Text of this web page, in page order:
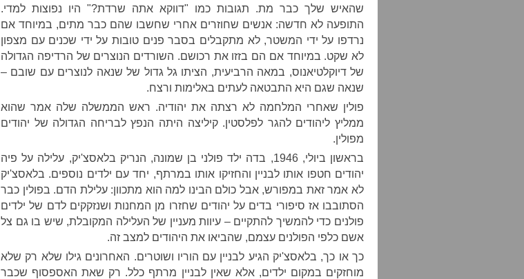
שהאיש שלך כבר מת. תגובות כמו "דווקא אתה שרדת?" היו נפוצות למדי.
התופעה לא חדשה: אנשים שחוזרים אחרי שחשבו שהם כבר מתים, במיוחד אם
נרדפו על ידי המשטר, לא מתקבלים בסבר פנים טובות על ידי שכנים עם מצפון
לא שקט. במיוחד אם הם בזזו את רכושם. השורדים הנוצרים של הרדיפה הגדולה
של דיוקלטיאנוס, במאה הרביעית, הציתו גל גדול של שנאה לנוצרים עם שובם –
שנאה שגם היא התבטאה לעתים באלימות ורצח.
פולין שאחרי המלחמה לא רצתה את יהודיה. ראש הממשלה שלה אמר שהוא
ממליץ ליהודים להגר לפלסטין. קיליצה היתה הנפץ לבריחה הגדולה של יהודים
מפולין.
בראשון ביולי, 1946, בדה ילד פולני בן שמונה, הנריק בלאסצ'יק, עלילה על פיה
יהודים חטפו אותו לבניין והחזיקו אותו במרתף, יחד עם ילדים נוספים. בלאסצ'יק
לא אמר זאת במפורש, אבל כולם הבינו למה הוא מתכוון: עלילת הדם. בפולין כבר
הסתובבו אז סיפורי בדים על יהודים שחזרו מן המחנות ושנזקקים לדם של ילדים
פולנים כדי להמשיך להתקיים – עיוות מעניין של העלילה המקובלת, שיש בו גם צל
אשם כלפי הפולנים עצמם, שהביאו את היהודים למצב זה.
כך או כך, בלאסצ'יק הגיע לבניין עם הוריו ושוטרים. האחרונים גילו שלא רק שלא
מוחזקים במקום ילדים, אלא שאין לבניין מרתף כלל. רק שאת האספסוף שכבר